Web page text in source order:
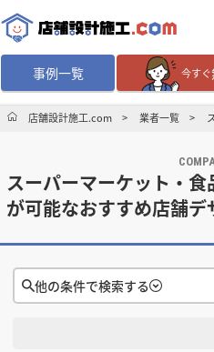
事例一覧 今すぐ
無料相談
デザイン設計・施工 業者を探す
店舗・商業施設の施工事例を探
マッチング案件一覧
店舗設計施工.com 業者一覧
スーパーマーケット・
が可能なおすすめ店舗
他の条件で検索する